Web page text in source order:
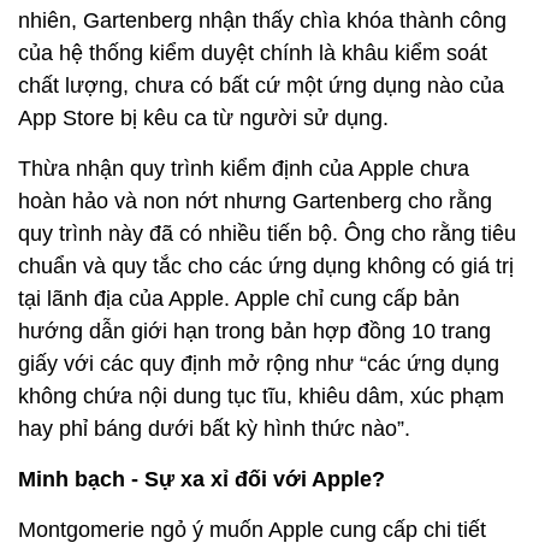
nhiên, Gartenberg nhận thấy chìa khóa thành công
của hệ thống kiểm duyệt chính là khâu kiểm soát
chất lượng, chưa có bất cứ một ứng dụng nào của
App Store bị kêu ca từ người sử dụng.
Thừa nhận quy trình kiểm định của Apple chưa
hoàn hảo và non nớt nhưng Gartenberg cho rằng
quy trình này đã có nhiều tiến bộ. Ông cho rằng tiêu
chuẩn và quy tắc cho các ứng dụng không có giá trị
tại lãnh địa của Apple. Apple chỉ cung cấp bản
hướng dẫn giới hạn trong bản hợp đồng 10 trang
giấy với các quy định mở rộng như “các ứng dụng
không chứa nội dung tục tĩu, khiêu dâm, xúc phạm
hay phỉ báng dưới bất kỳ hình thức nào”.
Minh bạch - Sự xa xỉ đối với Apple?
Montgomerie ngỏ ý muốn Apple cung cấp chi tiết